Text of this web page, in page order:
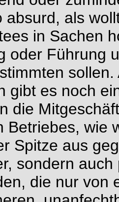
absurd, als
in Sachen
oder Führung
gibt es noch
die
Betriebes, wie
Spitze aus
sondern
die nur von